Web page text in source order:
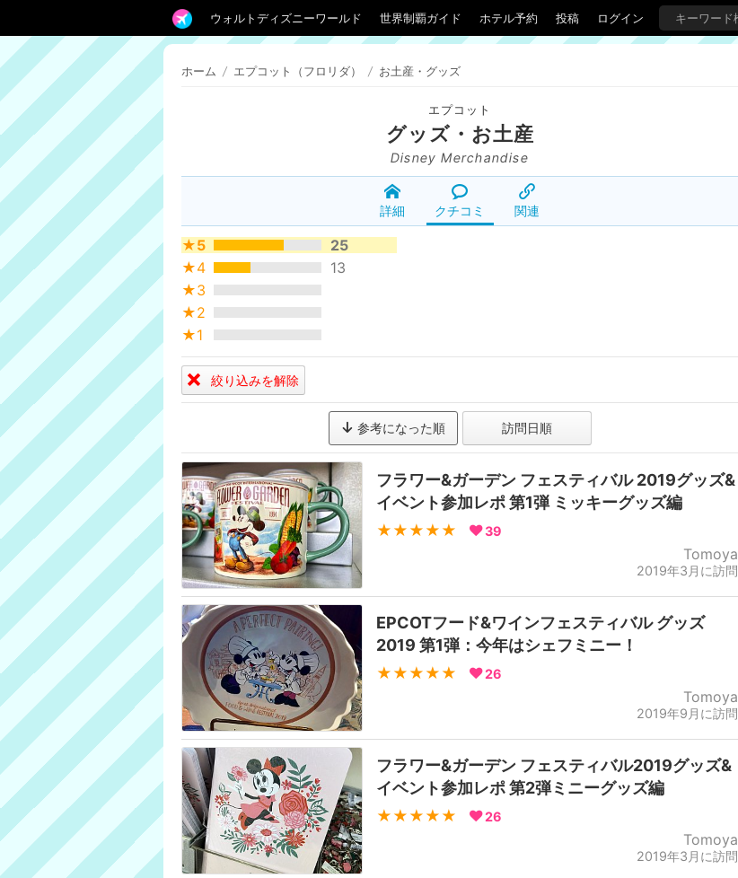
ウォルトディズニーワールド 世界制覇ガイド ホテル予約 投稿 ログイン
ホーム / エプコット（フロリダ） / お土産・グッズ
エプコット
グッズ・お土産
Disney Merchandise
詳細 クチコミ 関連
★5
25
★4
13
★3
★2
★1
絞り込みを解除
参考になった順 訪問日順
フラワー&ガーデン フェスティバル 2019グッズ&
イベント参加レポ 第1弾 ミッキーグッズ編
★★★★★ 39
Tomoya
2019年3月に訪問
EPCOTフード&ワインフェスティバル グッズ
2019 第1弾：今年はシェフミニー！
★★★★★ 26
Tomoya
2019年9月に訪問
フラワー&ガーデン フェスティバル2019グッズ&
イベント参加レポ 第2弾ミニーグッズ編
★★★★★ 26
Tomoya
2019年3月に訪問